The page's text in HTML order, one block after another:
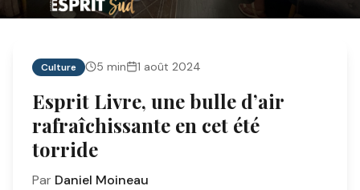
Culture 5 min 1 août 2024
Esprit Livre, une bulle dʼair
rafraîchissante en cet été
torride
Par Daniel Moineau